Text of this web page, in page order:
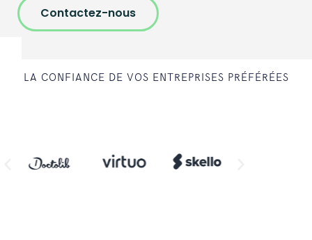
Contactez-nous
LA CONFIANCE DE VOS ENTREPRISES PRÉFÉRÉES